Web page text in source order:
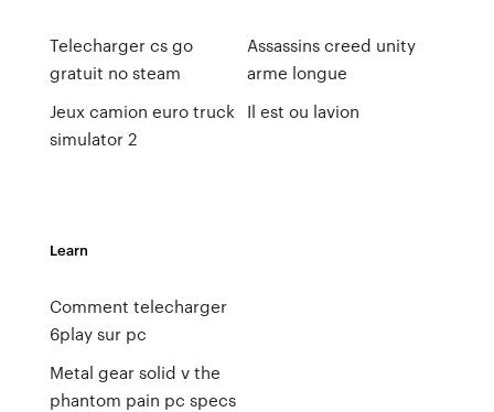
Telecharger cs go
gratuit no steam
Jeux camion euro truck
simulator 2
Assassins creed unity
arme longue
Il est ou lavion
Learn
Comment telecharger
6play sur pc
Metal gear solid v the
phantom pain pc specs